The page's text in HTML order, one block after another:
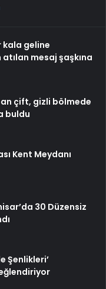
kala geline
mesaj şaşkına
çift, gizli bölmede
buldu
Kent Meydanı
30 Düzensiz
Şenlikleri’